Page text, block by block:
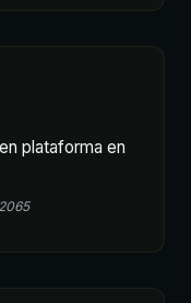
plataforma en